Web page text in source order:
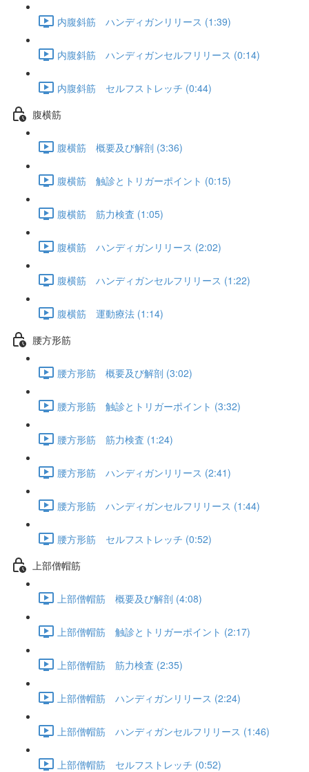
内腹斜筋 ハンディガンリリース (1:39)
内腹斜筋 ハンディガンセルフリリース (0:14)
内腹斜筋 セルフストレッチ (0:44)
腹横筋
腹横筋 概要及び解剖 (3:36)
腹横筋 触診とトリガーポイント (0:15)
腹横筋 筋力検査 (1:05)
腹横筋 ハンディガンリリース (2:02)
腹横筋 ハンディガンセルフリリース (1:22)
腹横筋 運動療法 (1:14)
腰方形筋
腰方形筋 概要及び解剖 (3:02)
腰方形筋 触診とトリガーポイント (3:32)
腰方形筋 筋力検査 (1:24)
腰方形筋 ハンディガンリリース (2:41)
腰方形筋 ハンディガンセルフリリース (1:44)
腰方形筋 セルフストレッチ (0:52)
上部僧帽筋
上部僧帽筋 概要及び解剖 (4:08)
上部僧帽筋 触診とトリガーポイント (2:17)
上部僧帽筋 筋力検査 (2:35)
上部僧帽筋 ハンディガンリリース (2:24)
上部僧帽筋 ハンディガンセルフリリース (1:46)
上部僧帽筋 セルフストレッチ (0:52)